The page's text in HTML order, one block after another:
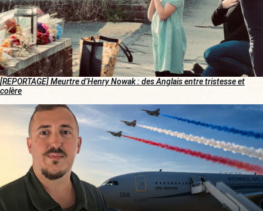
[REPORTAGE] Meurtre d’Henry Nowak : des Anglais entre tristesse et
colère